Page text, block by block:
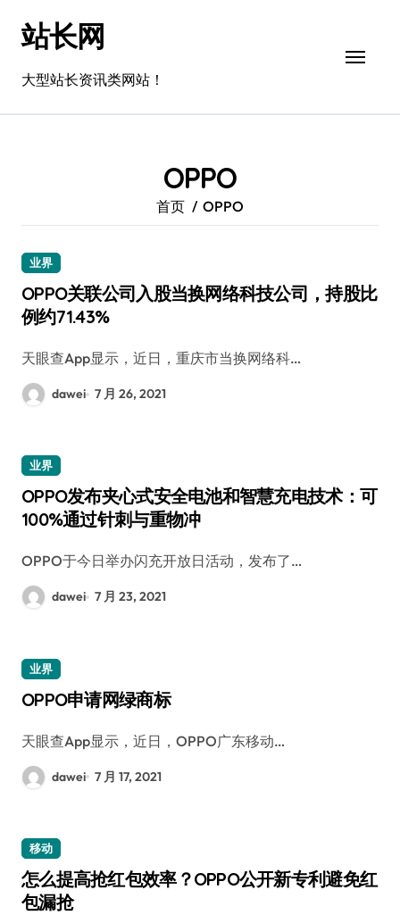
站长网
大型站长资讯类网站！
OPPO
首页 OPPO
业界
OPPO关联公司入股当换网络科技公司，持股比
例约71.43%
天眼查App显示，近日，重庆市当换网络科…
dawei 7 月 26, 2021
业界
OPPO发布夹心式安全电池和智慧充电技术：可
100%通过针刺与重物冲
OPPO于今日举办闪充开放日活动，发布了…
dawei 7 月 23, 2021
业界
OPPO申请网绿商标
天眼查App显示，近日，OPPO广东移动…
dawei 7 月 17, 2021
移动
怎么提高抢红包效率？OPPO公开新专利避免红
包漏抢